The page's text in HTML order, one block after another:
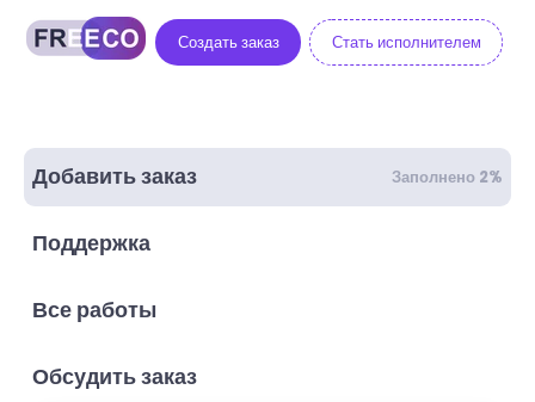
Создать заказ Стать исполнителем
Добавить заказ Заполнено 2%
Поддержка
Все работы
Обсудить заказ